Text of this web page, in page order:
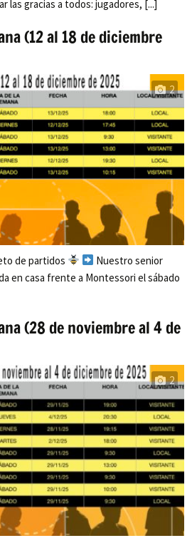
las gracias a todos: jugadores, [...]
(12 al 18 de diciembre
2
de partidos
Nuestro senior
en casa frente a Montessori el sábado
(28 de noviembre al 4 de
2